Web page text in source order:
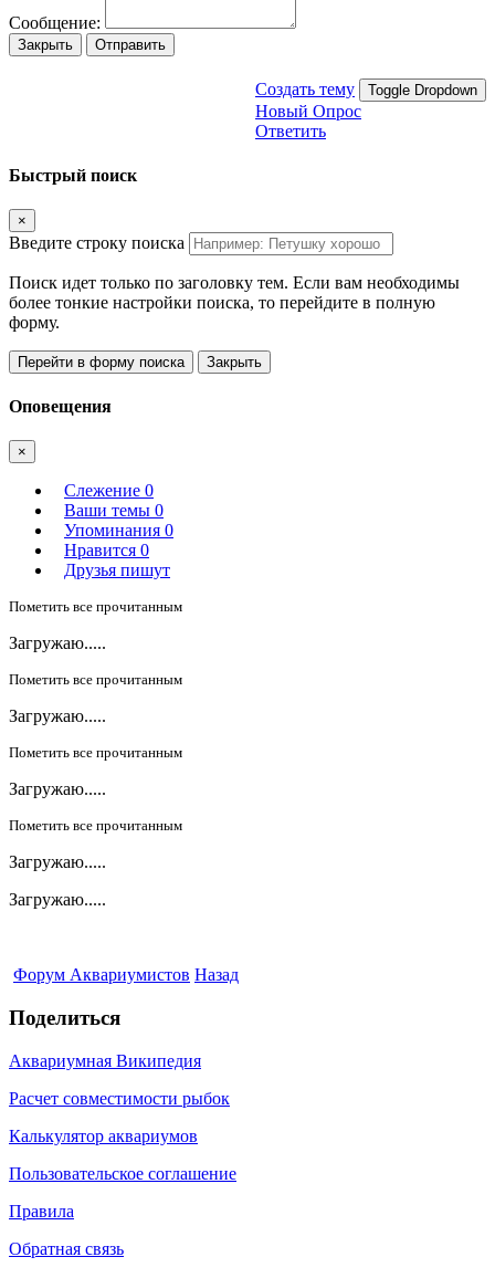
Сообщение:
Закрыть Отправить
Создать тему Toggle Dropdown
Новый Опрос
Ответить
Быстрый поиск
×
Введите строку поиска
Поиск идет только по заголовку тем. Если вам необходимы
более тонкие настройки поиска, то перейдите в полную
форму.
Перейти в форму поиска Закрыть
Оповещения
×
Слежение 0
Ваши темы 0
Упоминания 0
Нравится 0
Друзья пишут
Пометить все прочитанным
Загружаю.....
Пометить все прочитанным
Загружаю.....
Пометить все прочитанным
Загружаю.....
Пометить все прочитанным
Загружаю.....
Загружаю.....
Форум Аквариумистов Назад
Поделиться
Аквариумная Википедия
Расчет совместимости рыбок
Калькулятор аквариумов
Пользовательское соглашение
Правила
Обратная связь